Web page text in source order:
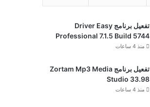
تفعيل برنامج Driver Easy
Professional 7.1.5 Build 5744
منذ 4 ساعات
تفعيل برنامج Zortam Mp3 Media
Studio 33.98
منذ 4 ساعات